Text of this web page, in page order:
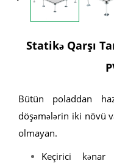
Statikə Qarşı
Bütün poladdan
döşəmələrin iki növü
olmayan.
Keçirici